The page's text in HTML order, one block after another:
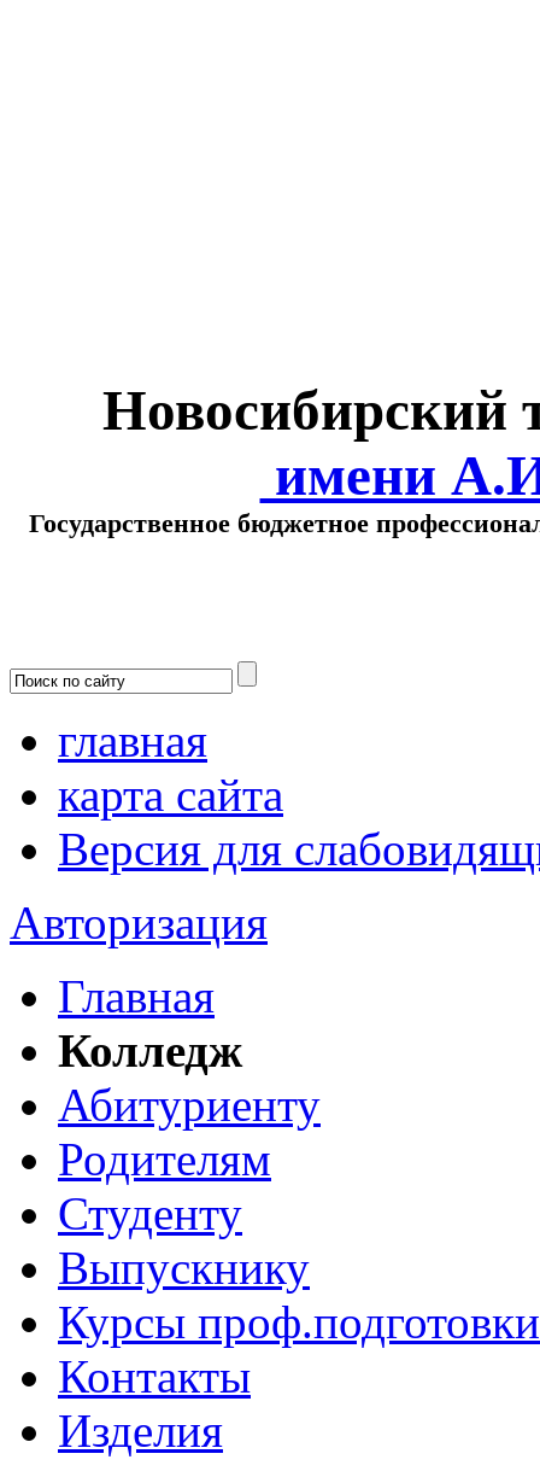
Новосибирский
имени
Государственное бюджетное
главная
карта сайта
Версия для
Авторизация
Главная
Колледж
Абитуриенту
Родителям
Студенту
Выпускнику
Курсы проф.подготовки
Контакты
Изделия